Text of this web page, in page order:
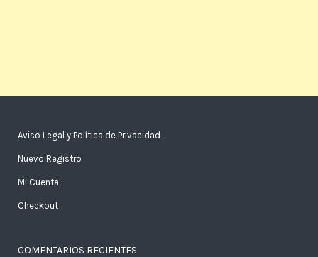
Aviso Legal y Política de Privacidad
Nuevo Registro
Mi Cuenta
Checkout
COMENTARIOS RECIENTES